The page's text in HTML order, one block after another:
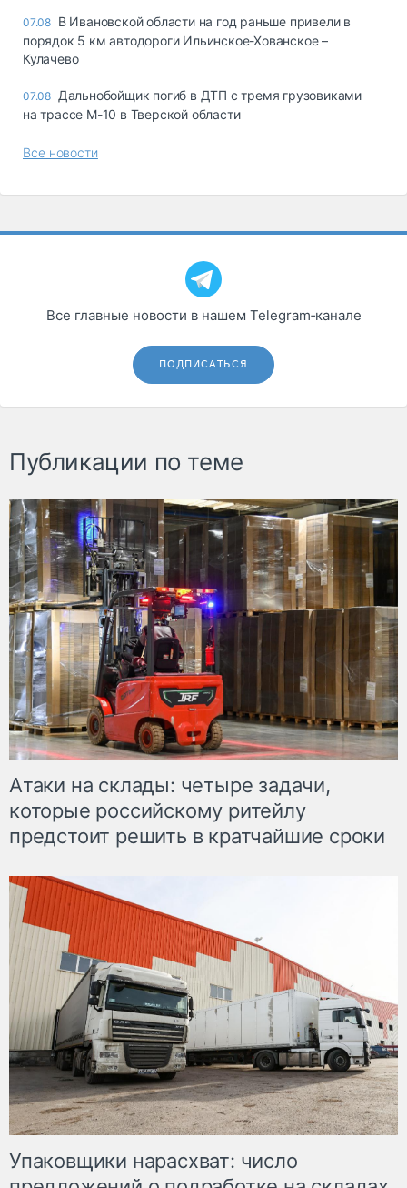
07.08 В Ивановской области на год раньше привели в
порядок 5 км автодороги Ильинское-Хованское –
Кулачево
07.08 Дальнобойщик погиб в ДТП с тремя грузовиками
на трассе М-10 в Тверской области
Все новости
Все главные новости в нашем Telegram‑канале
ПОДПИСАТЬСЯ
Публикации по теме
Атаки на склады: четыре задачи,
которые российскому ритейлу
предстоит решить в кратчайшие сроки
Упаковщики нарасхват: число